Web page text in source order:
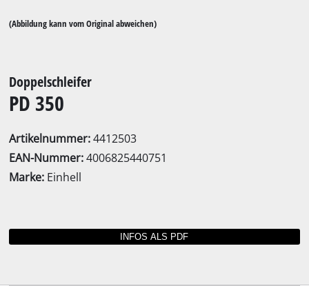
(Abbildung kann vom Original abweichen)
Doppelschleifer
PD 350
Artikelnummer:4412503
EAN-Nummer:4006825440751
Marke: Einhell